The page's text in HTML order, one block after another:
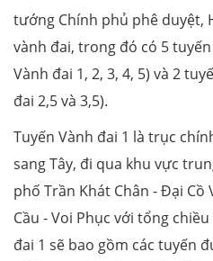
tướng Chính phủ phê duyệt,
vành đai, trong đó có 5
Vành đai 1, 2, 3, 4, 5) và 2
đai 2,5 và 3,5).
Tuyến Vành đai 1 là trục
sang Tây, đi qua khu vực
phố Trần Khát Chân - Đại Cồ
Cầu - Voi Phục với tổng
đai 1 sẽ bao gồm các tuyến